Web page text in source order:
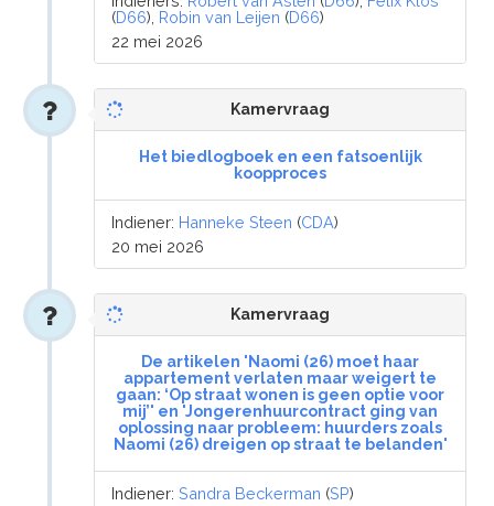
(D66), Robin van Leijen (D66)
22 mei 2026
Kamervraag
Het biedlogboek en een fatsoenlijk
koopproces
Indiener: Hanneke Steen (CDA)
20 mei 2026
Kamervraag
De artikelen 'Naomi (26) moet haar
appartement verlaten maar weigert te
gaan: ‘Op straat wonen is geen optie voor
mij’' en 'Jongerenhuurcontract ging van
oplossing naar probleem: huurders zoals
Naomi (26) dreigen op straat te belanden'
Indiener:Sandra Beckerman (SP)